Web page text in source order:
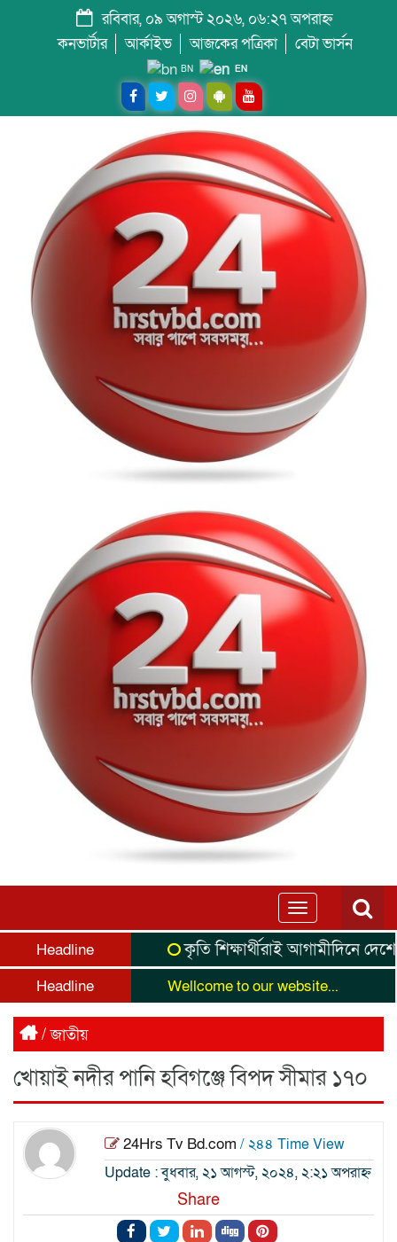
রবিবার, ০৯ অগাস্ট ২০২৬, ০৬:২৭ অপরাহ্ন
কনভার্টার
আর্কাইভ আজকের পত্রিকা বেটা ভার্সন
BN EN
Toggle
navigation
Headline
কৃতি শিক্ষার্থীরাই আগামীদিনে দেশের
Headline Wellcome to our website...
/জাতীয়
খোয়াই নদীর পানি হবিগঞ্জে বিপদ সীমার ১৭০
24Hrs Tv Bd.com / ২৪৪ Time View
Update : বুধবার, ২১ আগস্ট, ২০২৪, ২:২১ অপরাহ্ন
Share